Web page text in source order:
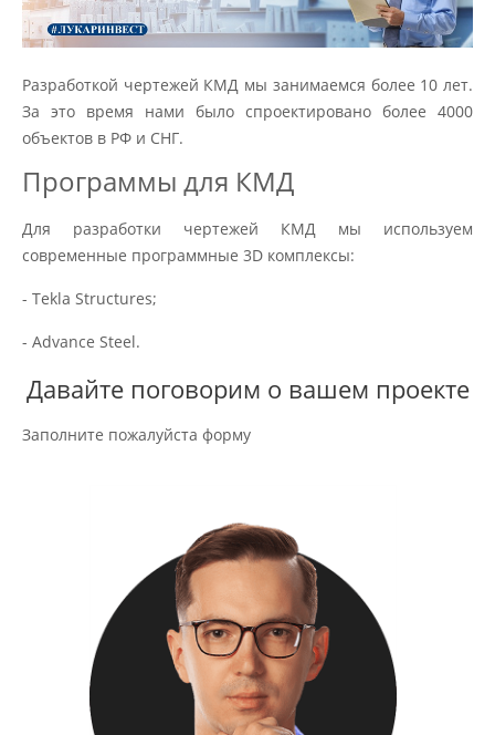
Разработкой чертежей КМД мы занимаемся более 10 лет.
За это время нами было спроектировано более 4000
объектов в РФ и СНГ.
Программы для КМД
Для разработки чертежей КМД мы используем
современные программные 3D комплексы:
- Tekla Structures;
- Advance Steel.
Давайте поговорим о вашем проекте
Заполните пожалуйста форму